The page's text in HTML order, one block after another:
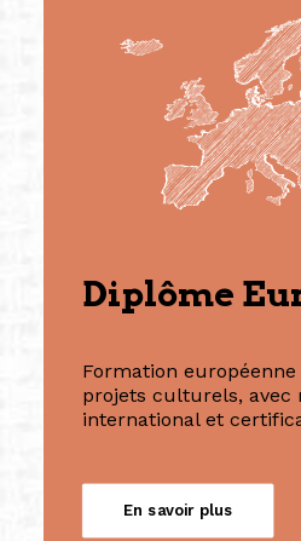
Diplôme
Formation
projets culturels, avec
international et
En savoir plus